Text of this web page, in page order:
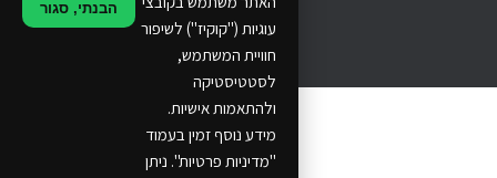
עוגיות ("קוקיז") לשיפור
חוויית המשתמש,
לסטטיסטיקה
ולהתאמות אישיות.
מידע נוסף זמין בעמוד
"מדיניות פרטיות". ניתן
הבנתי, סגור
.
© 2024 Ethos Business. All rights reserved.
...